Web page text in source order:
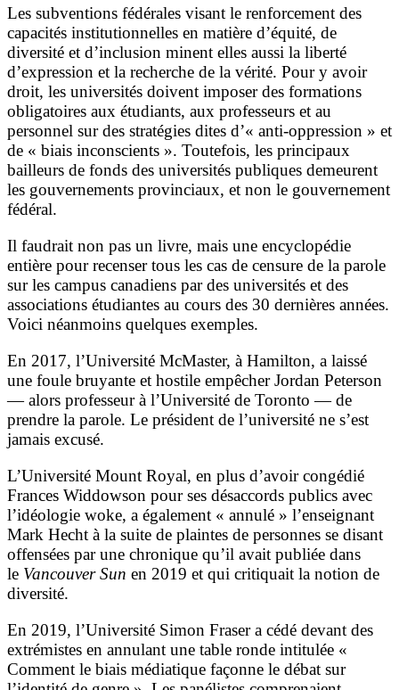
Les subventions fédérales visant le renforcement des
capacités institutionnelles en matière d’équité, de
diversité et d’inclusion minent elles aussi la liberté
d’expression et la recherche de la vérité. Pour y avoir
droit, les universités doivent imposer des formations
obligatoires aux étudiants, aux professeurs et au
personnel sur des stratégies dites d’« anti-oppression » et
de « biais inconscients ». Toutefois, les principaux
bailleurs de fonds des universités publiques demeurent
les gouvernements provinciaux, et non le gouvernement
fédéral.
Il faudrait non pas un livre, mais une encyclopédie
entière pour recenser tous les cas de censure de la parole
sur les campus canadiens par des universités et des
associations étudiantes au cours des 30 dernières années.
Voici néanmoins quelques exemples.
En 2017, l’Université McMaster, à Hamilton, a laissé
une foule bruyante et hostile empêcher Jordan Peterson
— alors professeur à l’Université de Toronto — de
prendre la parole. Le président de l’université ne s’est
jamais excusé.
L’Université Mount Royal, en plus d’avoir congédié
Frances Widdowson pour ses désaccords publics avec
l’idéologie woke, a également « annulé » l’enseignant
Mark Hecht à la suite de plaintes de personnes se disant
offensées par une chronique qu’il avait publiée dans
le Vancouver Sun en 2019 et qui critiquait la notion de
diversité.
En 2019, l’Université Simon Fraser a cédé devant des
extrémistes en annulant une table ronde intitulée «
Comment le biais médiatique façonne le débat sur